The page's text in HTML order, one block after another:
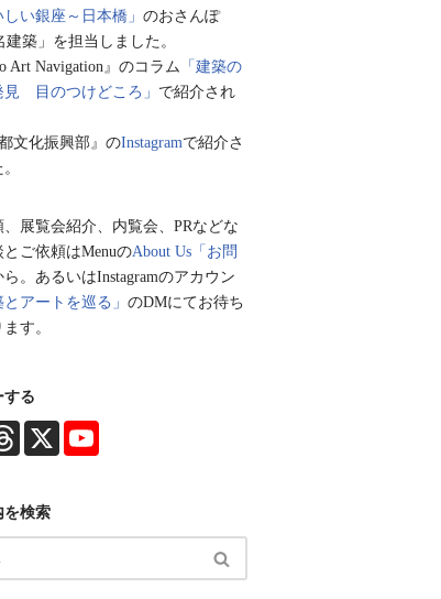
い銀座～日本橋」 のおさんぽ
建築」を担当しました。
Art Navigation』のコラム 「建築の
見 目のつけどころ」 で紹介され
文化振興部』のInstagramで紹介さ
展覧会紹介、内覧会、PRなどな
とご依頼はMenuのAbout Us「お問
ら。あるいはInstagramのアカウン
とアートを巡る」 のDMにてお待ち
す。
する
T
d
s
X
Y
e
を検索